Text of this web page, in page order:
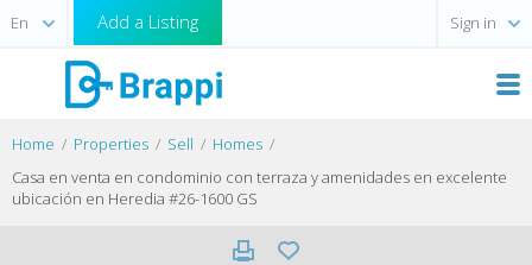
Add a Listing Sign in
Home Properties Sell
Homes
Casa en venta en condominio con terraza y amenidades en excelente
ubicación en Heredia #26-1600 GS